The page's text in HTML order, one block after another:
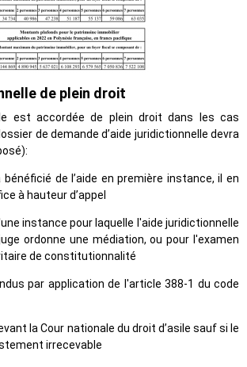
de plein droit
est accordée de plein droit dans les cas
de demande d’aide juridictionnelle devra
de l’aide en première instance, il en
à hauteur d’appel
instance pour laquelle l'aide juridictionnelle
ordonne une médiation, ou pour l'examen
de constitutionnalité
par application de l'article 388-1 du code
la Cour nationale du droit d’asile sauf si le
irrecevable